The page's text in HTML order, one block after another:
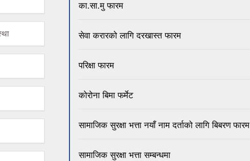
का.सा.मु फारम
सेवा करारको लागि दरखास्त फारम
परिक्षा फारम
कोरोना बिमा फर्मेट
सामाजिक सुरक्षा भत्ता नयाँ नाम दर्ताको लागि बिबरण फारम
सामाजिक सुरक्षा भत्ता सम्बन्धमा